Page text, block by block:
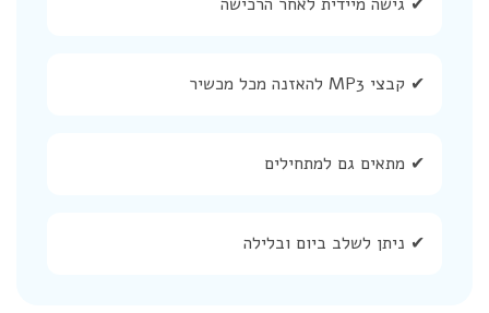
✔ גישה מיידית לאחר הרכישה
✔ קבצי MP3 להאזנה מכל מכשיר
✔ מתאים גם למתחילים
✔ ניתן לשלב ביום ובלילה